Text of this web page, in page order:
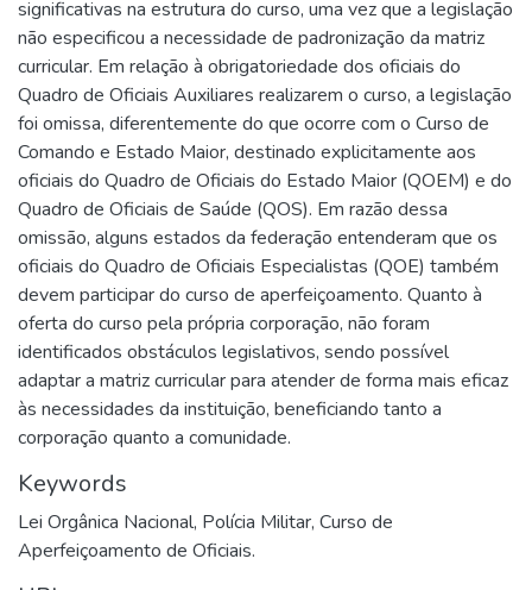
significativas na estrutura do curso, uma vez que a legislação
não especificou a necessidade de padronização da matriz
curricular. Em relação à obrigatoriedade dos oficiais do
Quadro de Oficiais Auxiliares realizarem o curso, a legislação
foi omissa, diferentemente do que ocorre com o Curso de
Comando e Estado Maior, destinado explicitamente aos
oficiais do Quadro de Oficiais do Estado Maior (QOEM) e do
Quadro de Oficiais de Saúde (QOS). Em razão dessa
omissão, alguns estados da federação entenderam que os
oficiais do Quadro de Oficiais Especialistas (QOE) também
devem participar do curso de aperfeiçoamento. Quanto à
oferta do curso pela própria corporação, não foram
identificados obstáculos legislativos, sendo possível
adaptar a matriz curricular para atender de forma mais eficaz
às necessidades da instituição, beneficiando tanto a
corporação quanto a comunidade.
Keywords
Lei Orgânica Nacional, Polícia Militar, Curso de
Aperfeiçoamento de Oficiais.